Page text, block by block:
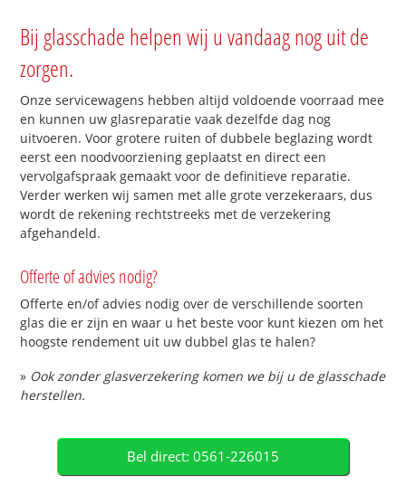
Bij glasschade helpen wij u vandaag nog uit de
zorgen.
Onze servicewagens hebben altijd voldoende voorraad mee
en kunnen uw glasreparatie vaak dezelfde dag nog
uitvoeren. Voor grotere ruiten of dubbele beglazing wordt
eerst een noodvoorziening geplaatst en direct een
vervolgafspraak gemaakt voor de definitieve reparatie.
Verder werken wij samen met alle grote verzekeraars, dus
wordt de rekening rechtstreeks met de verzekering
afgehandeld.
Offerte of advies nodig?
Offerte en/of advies nodig over de verschillende soorten
glas die er zijn en waar u het beste voor kunt kiezen om het
hoogste rendement uit uw dubbel glas te halen?
» Ook zonder glasverzekering komen we bij u de glasschade
herstellen.
Bel direct: 0561-226015